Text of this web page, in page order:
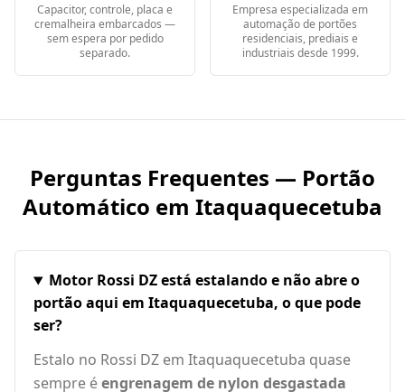
Capacitor, controle, placa e
cremalheira embarcados —
sem espera por pedido
separado.
Empresa especializada em
automação de portões
residenciais, prediais e
industriais desde 1999.
Perguntas Frequentes — Portão
Automático em Itaquaquecetuba
Motor Rossi DZ está estalando e não abre o
portão aqui em Itaquaquecetuba, o que pode
ser?
Estalo no Rossi DZ em Itaquaquecetuba quase
sempre éengrenagem de nylon desgastada